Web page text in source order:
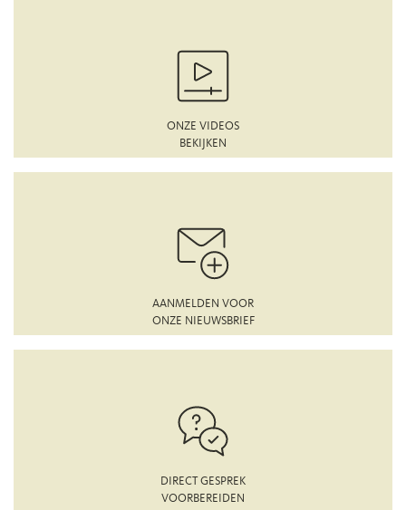
ONZE VIDEOS
BEKIJKEN
AANMELDEN VOOR
ONZE NIEUWSBRIEF
DIRECT GESPREK
VOORBEREIDEN